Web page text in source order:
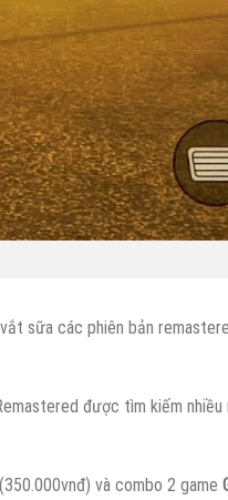
sữa các phiên bản
được tìm kiếm nhiều
và combo 2 game